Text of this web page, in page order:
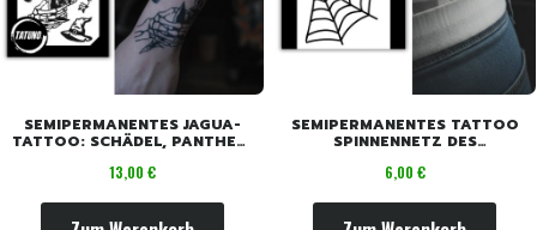
SEMIPERMANENTES JAGUA-
TATTOO: SCHÄDEL, PANTHER,
Preis
13,00 €
SEMIPERMANENTES TATTOO
SPINNENNETZ DES
Preis
6,00 €